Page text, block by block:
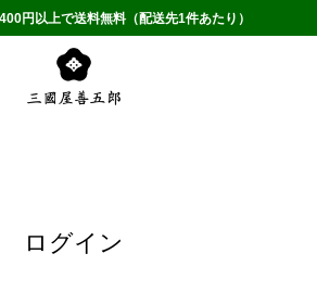
円以上で送料無料（配送先1件あたり）
ログイン